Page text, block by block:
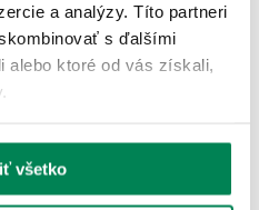
a analýzy. Títo partneri
s ďalšími
alebo ktoré od vás získali,
všetko
8 variantov
Pro